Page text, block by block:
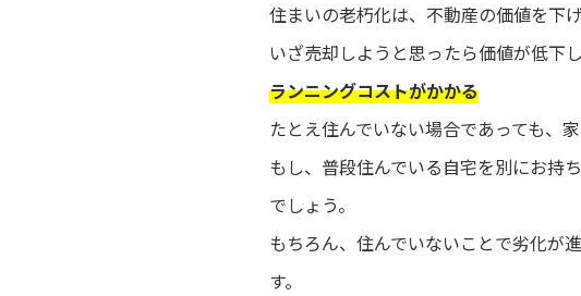
住まいの老朽化は、不動産の価値を下げ
いざ売却しようと思ったら価値が低下
ランニングコストがかかる
たとえ住んでいない場合であっても、
もし、普段住んでいる自宅を別にお持
でしょう。
もちろん、住んでいないことで劣化が
す。